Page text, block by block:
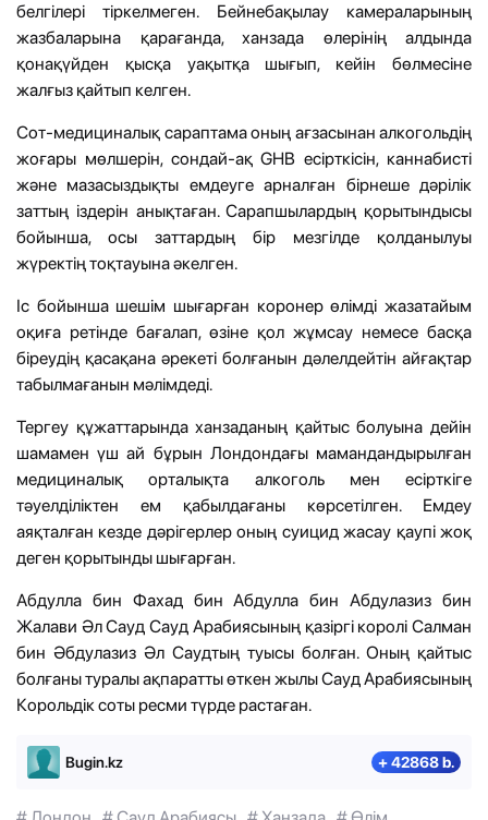
белгілері тіркелмеген. Бейнебақылау камераларының
жазбаларына қарағанда, ханзада өлерінің алдында
қонақүйден қысқа уақытқа шығып, кейін бөлмесіне
жалғыз қайтып келген.
Сот-медициналық сараптама оның ағзасынан алкогольдің
жоғары мөлшерін, сондай-ақ GHB есірткісін, каннабисті
және мазасыздықты емдеуге арналған бірнеше дәрілік
заттың іздерін анықтаған. Сарапшылардың қорытындысы
бойынша, осы заттардың бір мезгілде қолданылуы
жүректің тоқтауына әкелген.
Іс бойынша шешім шығарған коронер өлімді жазатайым
оқиға ретінде бағалап, өзіне қол жұмсау немесе басқа
біреудің қасақана әрекеті болғанын дәлелдейтін айғақтар
табылмағанын мәлімдеді.
Тергеу құжаттарында ханзаданың қайтыс болуына дейін
шамамен үш ай бұрын Лондондағы мамандандырылған
медициналық орталықта алкоголь мен есірткіге
тәуелділіктен ем қабылдағаны көрсетілген. Емдеу
аяқталған кезде дәрігерлер оның суицид жасау қаупі жоқ
деген қорытынды шығарған.
Абдулла бин Фахад бин Абдулла бин Абдулазиз бин
Жалави Әл Сауд Сауд Арабиясының қазіргі королі Салман
бин Әбдулазиз Әл Саудтың туысы болған. Оның қайтыс
болғаны туралы ақпаратты өткен жылы Сауд Арабиясының
Корольдік соты ресми түрде растаған.
Bugin.kz + 42868 b.